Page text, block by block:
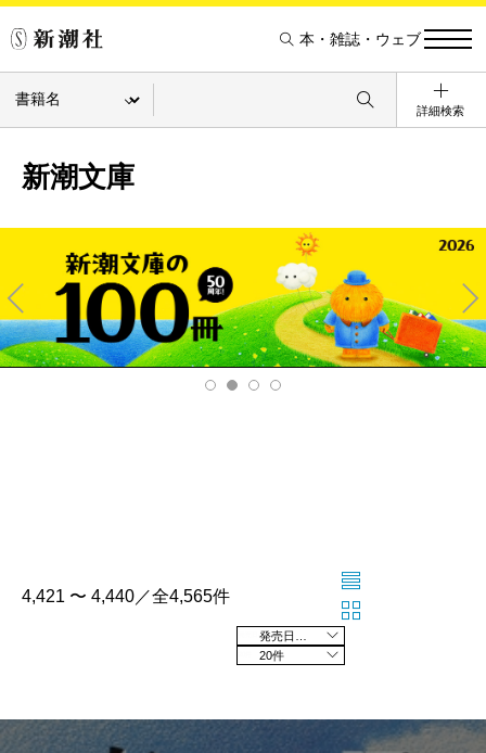
本・雑誌・ウェブ
詳細検索
新潮文庫
Pre
v
Ne
xt
4,421 〜 4,440／全4,565件
20件